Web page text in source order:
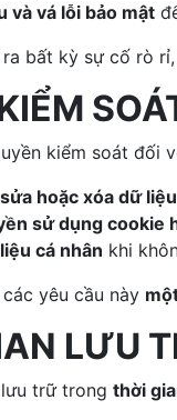
và vá lỗi bảo mật
bất kỳ sự cố rò
kiểm soát đối
hoặc xóa dữ
sử dụng cookie
cá nhân khi
yêu cầu này
LƯU
trữ trong thời